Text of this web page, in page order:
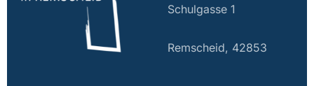
Schulgasse 1
Remscheid, 42853